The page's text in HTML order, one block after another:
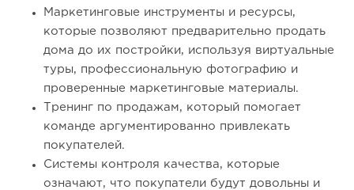
Маркетинговые инструменты и ресурсы,
которые позволяют предварительно продать
дома до их постройки, используя виртуальные
туры, профессиональную фотографию и
проверенные маркетинговые материалы.
Тренинг по продажам, который помогает
команде аргументированно привлекать
покупателей.
Системы контроля качества, которые
означают, что покупатели будут довольны и